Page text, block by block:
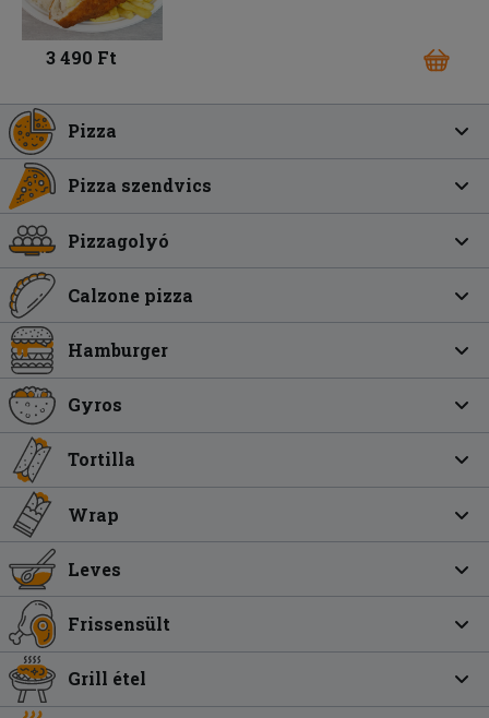
3 490 Ft
Pizza
Pizza szendvics
Pizzagolyó
Calzone pizza
Hamburger
Gyros
Tortilla
Wrap
Leves
Frissensült
Grill étel